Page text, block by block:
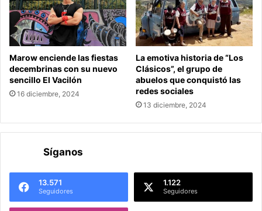
Marow enciende las fiestas
decembrinas con su nuevo
sencillo El Vacilón
16 diciembre, 2024
La emotiva historia de “Los
Clásicos”, el grupo de
abuelos que conquistó las
redes sociales
13 diciembre, 2024
Síganos
13.571
Seguidores
1.122
Seguidores